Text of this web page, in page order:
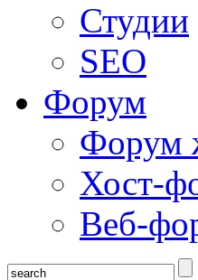
Студии
SEO
Форум
Форум
Хост-
Веб-